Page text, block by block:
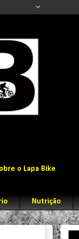
o Lapa Bike
Nutrição